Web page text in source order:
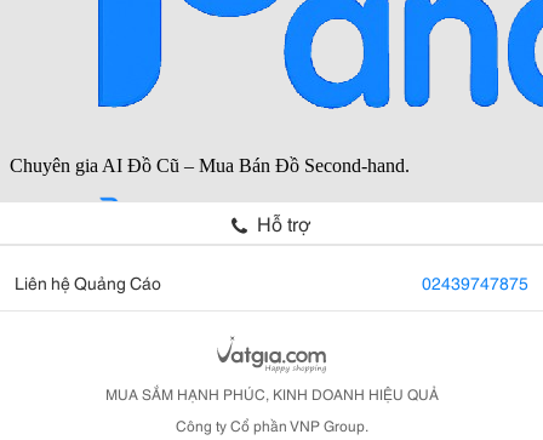
Hỗ trợ
Liên hệ Quảng Cáo 02439747875
MUA SẮM HẠNH PHÚC, KINH DOANH HIỆU QUẢ
Công ty Cổ phần VNP Group.